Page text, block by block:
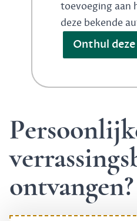
toevoeging aan
deze bekende
Onthul
ontvangen?